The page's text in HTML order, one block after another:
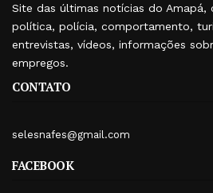
Site das últimas notícias do Amapá,
política, polícia, comportamento,
entrevistas, vídeos, informações
empregos.
CONTATO
selesnafes@gmail.com
FACEBOOK